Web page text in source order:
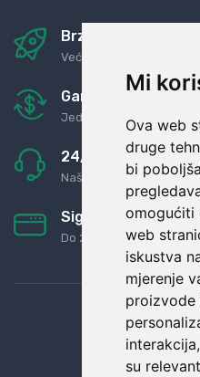
Mi
Ova web
druge
bi
omogućiti
web
iskustva
mjerenje
proizvode
interakcija,
su
Brza i sigurna
Već za nekoliko dana kod
Garancija u povrat
Jednostavno pravilo:
24/7 odlična
Naši agenti uvijek na
Sigurno obročno
Do 24 rata bez kamata